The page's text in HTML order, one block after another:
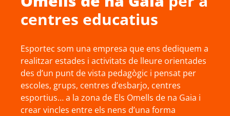
centres educatius
Esportec som una empresa que ens dediquem a
realitzar estades i activitats de lleure orientades
des d’un punt de vista pedagògic i pensat per
escoles, grups, centres d’esbarjo, centres
esportius… a la zona de Els Omells de na Gaia i
crear vincles entre els nens d’una forma